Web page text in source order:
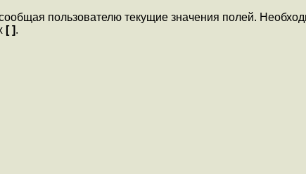
пользователю текущие значения полей.
[ ].